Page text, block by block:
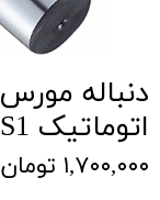
دنباله
اتوماتیک GAT7-MS1
۱,۷۰۰,۰۰۰ تومان